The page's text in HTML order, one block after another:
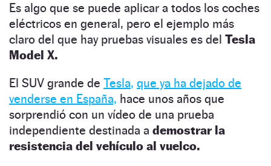
Es algo que se puede aplicar a todos los coches
eléctricos en general, pero el ejemplo más
claro del que hay pruebas visuales es del Tesla
Model X.
El SUV grande de Tesla, que ya ha dejado de
venderse en España, hace unos años que
sorprendió con un vídeo de una prueba
independiente destinada a demostrar la
resistencia del vehículo al vuelco.